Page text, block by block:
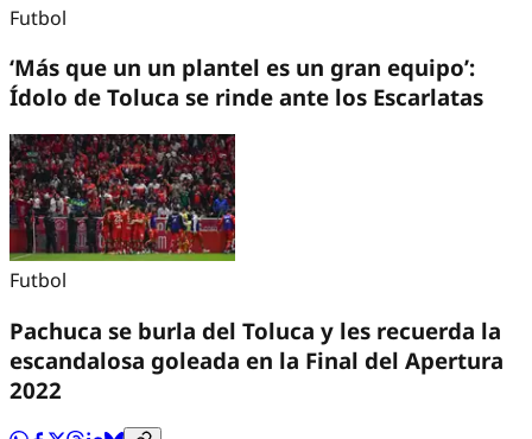
Futbol
‘Más que un un plantel es un gran equipo’:
Ídolo de Toluca se rinde ante los Escarlatas
Futbol
Pachuca se burla del Toluca y les recuerda la
escandalosa goleada en la Final del Apertura
2022